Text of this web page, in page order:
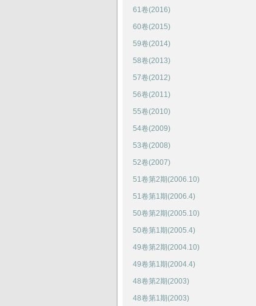
61卷(2016)
60卷(2015)
59卷(2014)
58卷(2013)
57卷(2012)
56卷(2011)
55卷(2010)
54卷(2009)
53卷(2008)
52卷(2007)
51卷第2期(2006.10)
51卷第1期(2006.4)
50卷第2期(2005.10)
50卷第1期(2005.4)
49卷第2期(2004.10)
49卷第1期(2004.4)
48卷第2期(2003)
48卷第1期(2003)